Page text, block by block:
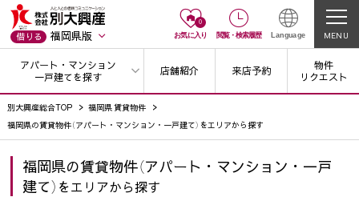
借りる 福岡県版
0
お気に入り 閲覧・ 検索履歴 Language MENU
アパート・マンション
一戸建てを探す
店舗紹介 来店予約
物件
リクエスト
別大興産総合TOP
福岡県 賃貸物件
福岡県の賃貸物件（アパート・マンション・一戸建て）をエリアから探す
福岡県の賃貸物件（アパート・マンション・一戸
建て） をエリアから探す